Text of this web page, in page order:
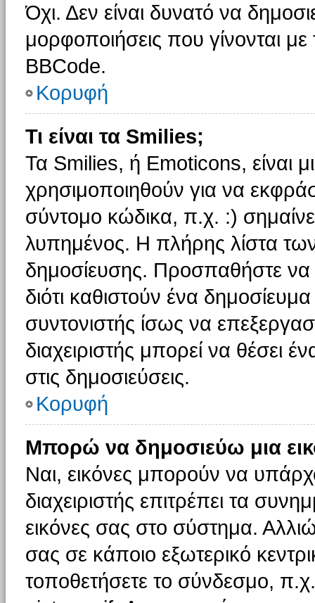
Όχι. Δεν είναι δυνατό να
μορφοποιήσεις που γίνονται
BBCode.
Κορυφή
Τι είναι τα Smilies;
Τα Smilies, ή Emoticons, είναι
χρησιμοποιηθούν για να
σύντομο κώδικα, π.χ. :)
λυπημένος. Η πλήρης λίστα των
δημοσίευσης. Προσπαθήστε να
διότι καθιστούν ένα
συντονιστής ίσως να
διαχειριστής μπορεί να θέσει
στις δημοσιεύσεις.
Κορυφή
Μπορώ να δημοσιεύω μια
Ναι, εικόνες μπορούν να
διαχειριστής επιτρέπει τα
εικόνες σας στο σύστημα.
σας σε κάποιο εξωτερικό
τοποθετήσετε το σύνδεσμο,